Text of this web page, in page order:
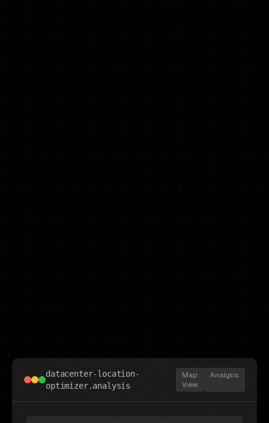
datacenter-location-
optimizer.analysis
Map
View
Analysis